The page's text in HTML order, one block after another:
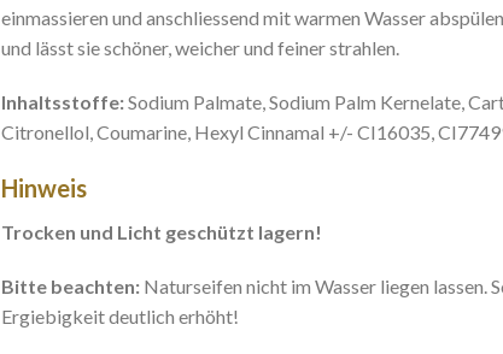
einmassieren und anschliessend mit warmen Wasser
und lässt sie schöner, weicher und feiner strahlen.
Inhaltsstoffe:Sodium Palmate, Sodium Palm Kernelate,
Citronellol, Coumarine, Hexyl Cinnamal +/- CI16035,
Hinweis
Trocken und Licht geschützt lagern!
Bitte beachten: Naturseifen nicht im Wasser liegen lassen.
Ergiebigkeit deutlich erhöht!